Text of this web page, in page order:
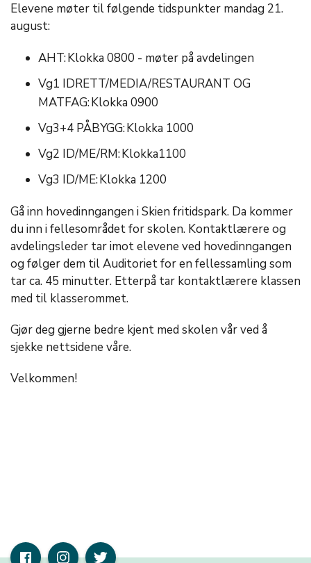
​Elevene møter til følgende tidspunkter mandag 21.
august:
​AHT: Klokka 0800 ​- møter på avdelingen
Vg1 IDRETT/MEDIA/RESTAURANT OG
MATFAG: Klokka 0900
​Vg3+4 PÅBYGG: Klokka 1000
​Vg2 ID/ME/RM: Klokka1100
​Vg3 ID/ME: Klokka 1200
Gå inn hovedinngangen i Skien fritidspark. Da kommer
du inn i fellesområdet for skolen. Kontaktlærere og
avdelingsleder tar imot elevene ved hovedinngangen
og følger dem til Auditoriet for en fellessamling som
tar ca. 45 minutter. Etterpå tar kontaktlærere klassen
med til klasserommet.
Gjør deg gjerne bedre kjent med skolen vår ved å
sjekke nettsidene våre.
Velkommen!